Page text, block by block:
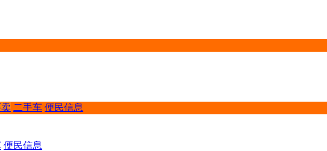
二手车 便民信息
便民信息